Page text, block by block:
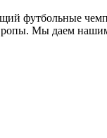
футбольные
Мы даем нашим